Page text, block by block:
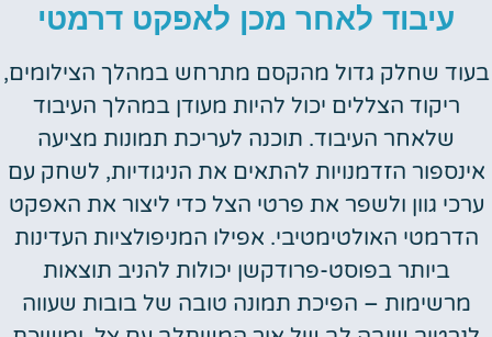
עיבוד לאחר מכן לאפקט דרמטי
בעוד שחלק גדול מהקסם מתרחש במהלך הצילומים,
ריקוד הצללים יכול להיות מעודן במהלך העיבוד
שלאחר העיבוד. תוכנה לעריכת תמונות מציעה
אינספור הזדמנויות להתאים את הניגודיות, לשחק עם
ערכי גוון ולשפר את פרטי הצל כדי ליצור את האפקט
הדרמטי האולטימטיבי. אפילו המניפולציות העדינות
ביותר בפוסט-פרודקשן יכולות להניב תוצאות
מרשימות – הפיכת תמונה טובה של בובות שעווה